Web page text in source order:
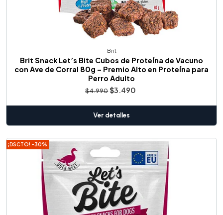
Brit
Brit Snack Let’s Bite Cubos de Proteína de Vacuno
con Ave de Corral 80g – Premio Alto en Proteína para
Perro Adulto
$4.990$3.490
Ver detalles
¡DSCTO! -30%